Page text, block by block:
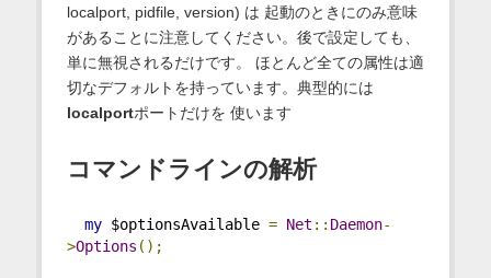
localport, pidfile, version) は 起動のときにのみ意味
があることに注意してください。後で設定しても、
単に無視されるだけです。 ほとんど全ての属性は適
切なデフォルトを持っています。典型的には
localportポートだけを 使います
コマンドラインの解析
my $optionsAvailable = Net :: Daemon-
>Options ();